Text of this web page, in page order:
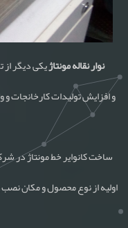
نوار نقاله مونتاژیکی دیگر
و افزایش تولیدات کارخانجات
ساخت کانوایر خط مونتاژ در
اولیه از نوع محصول و مکان